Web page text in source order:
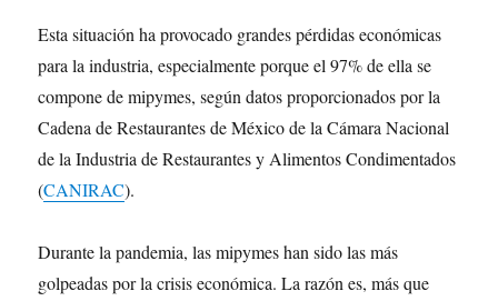
Esta situación ha provocado grandes pérdidas económicas
para la industria, especialmente porque el 97% de ella se
compone de mipymes, según datos proporcionados por la
Cadena de Restaurantes de México de la Cámara Nacional
de la Industria de Restaurantes y Alimentos Condimentados
(CANIRAC).
Durante la pandemia, las mipymes han sido las más
golpeadas por la crisis económica. La razón es, más que